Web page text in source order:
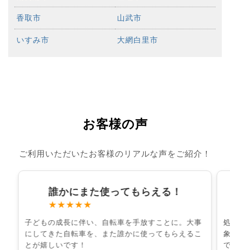
香取市 山武市
いすみ市 大網白里市
お客様の声
ご利用いただいたお客様のリアルな声をご紹介！
誰かにまた使ってもらえる！
★★★★★
子どもの成長に伴い、自転車を手放すことに。大事
にしてきた自転車を、また誰かに使ってもらえるこ
とが嬉しいです！